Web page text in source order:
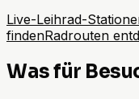
Live-Leihrad-
findenRadrouten
Was für